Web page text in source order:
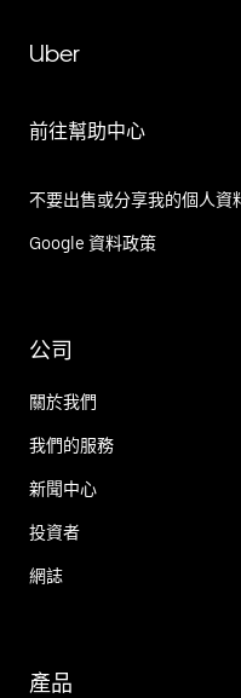
Uber
前往幫助中心
不要出售或分享我的個人資
Google 資料政策
公司
關於我們
我們的服務
新聞中心
投資者
網誌
產品